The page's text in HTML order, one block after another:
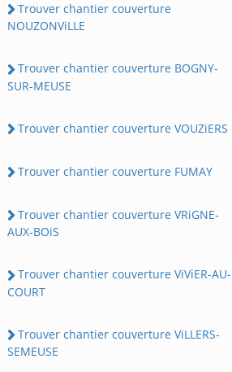
Trouver chantier couverture
NOUZONViLLE
Trouver chantier couverture BOGNY-
SUR-MEUSE
Trouver chantier couverture VOUZiERS
Trouver chantier couverture FUMAY
Trouver chantier couverture VRiGNE-
AUX-BOiS
Trouver chantier couverture ViViER-AU-
COURT
Trouver chantier couverture ViLLERS-
SEMEUSE